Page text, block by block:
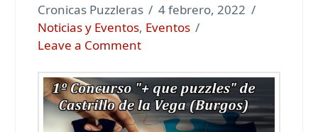
Cronicas Puzzleras
4 febrero, 2022
Noticias y Eventos, Eventos
Leave a Comment